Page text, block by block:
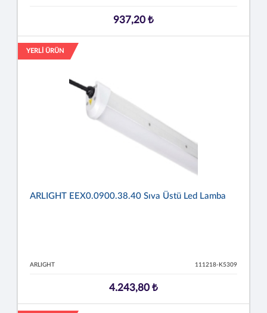
937,20 ₺
YERLİ ÜRÜN
ARLIGHT EEX0.0900.38.40 Sıva Üstü Led Lamba
ARLIGHT 111218-K5309
4.243,80 ₺